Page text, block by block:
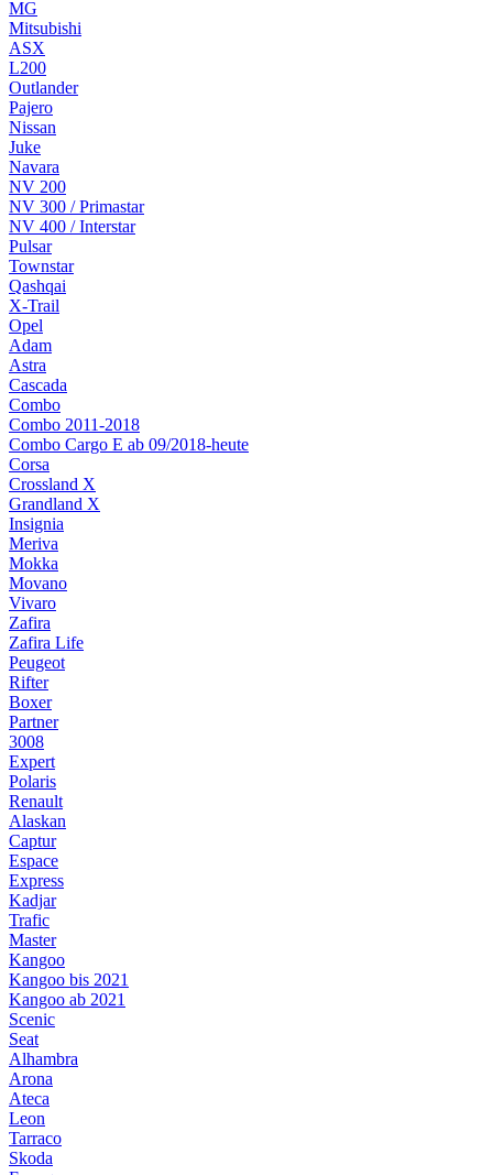
MG
Mitsubishi
ASX
L200
Outlander
Pajero
Nissan
Juke
Navara
NV 200
NV 300 / Primastar
NV 400 / Interstar
Pulsar
Townstar
Qashqai
X-Trail
Opel
Adam
Astra
Cascada
Combo
Combo 2011-2018
Combo Cargo E ab 09/2018-heute
Corsa
Crossland X
Grandland X
Insignia
Meriva
Mokka
Movano
Vivaro
Zafira
Zafira Life
Peugeot
Rifter
Boxer
Partner
3008
Expert
Polaris
Renault
Alaskan
Captur
Espace
Express
Kadjar
Trafic
Master
Kangoo
Kangoo bis 2021
Kangoo ab 2021
Scenic
Seat
Alhambra
Arona
Ateca
Leon
Tarraco
Skoda